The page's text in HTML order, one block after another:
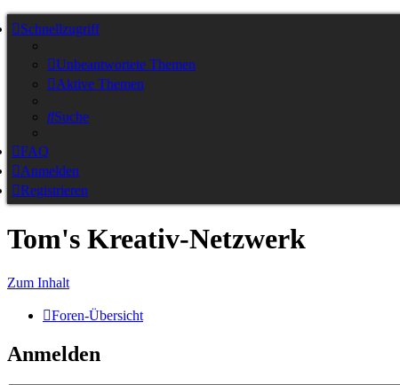
Schnellzugriff
Unbeantwortete Themen
Aktive Themen
Suche
FAQ
Anmelden
Registrieren
Tom's Kreativ-Netzwerk
Zum Inhalt
Foren-Übersicht
Anmelden